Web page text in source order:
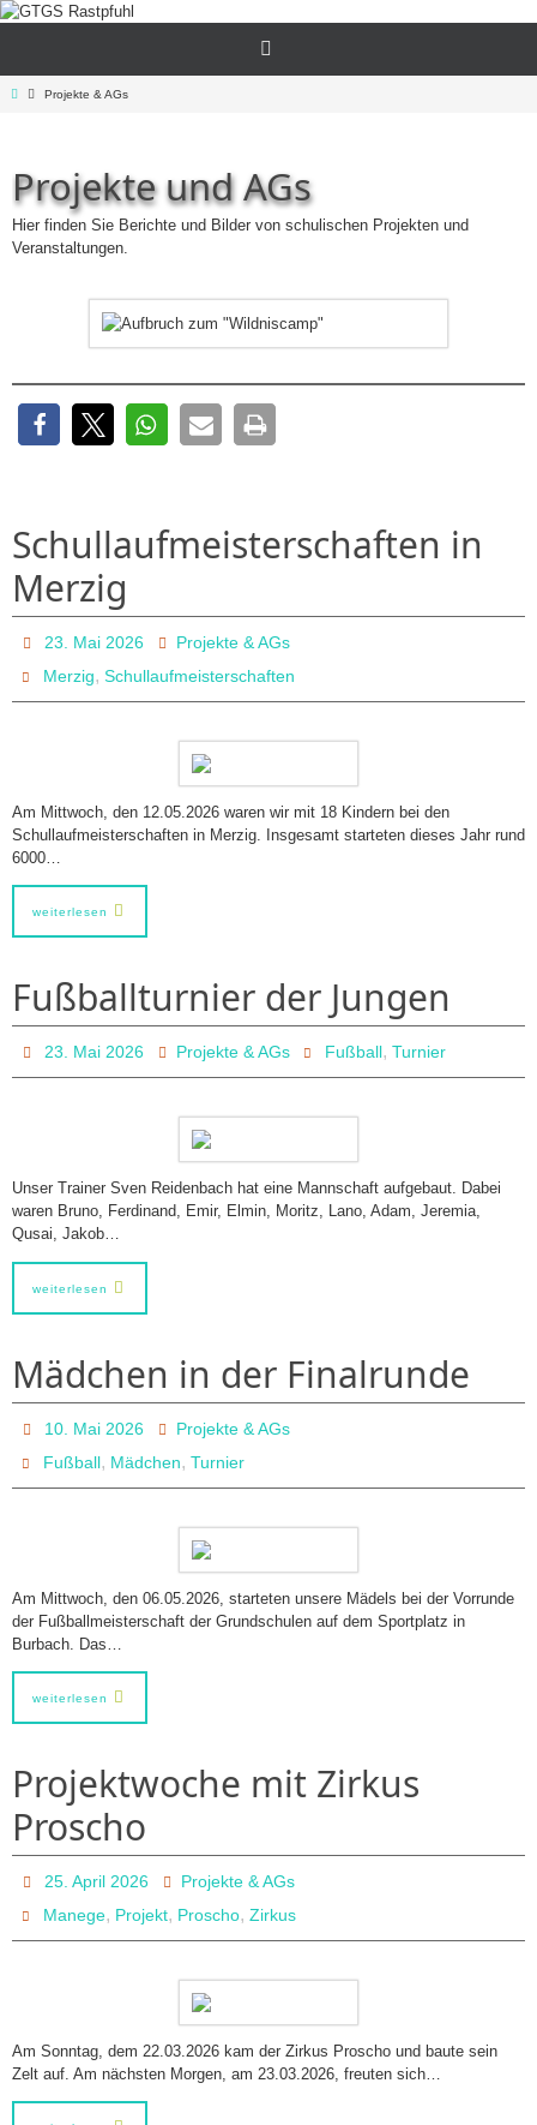
Zum
StartProjekte & AGs
Projekte und AGs
Hier finden Sie Berichte und Bilder von schulischen Projekten und
Veranstaltungen.
Schullaufmeisterschaften in
Merzig
23. Mai 2026
Projekte & AGs
Merzig,Schullaufmeisterschaften
Am Mittwoch, den 12.05.2026 waren wir mit 18 Kindern bei den
Schullaufmeisterschaften in Merzig. Insgesamt starteten dieses Jahr rund
6000…
weiterlesen
Fußballturnier der Jungen
23. Mai 2026 Projekte & AGs Fußball, Turnier
Unser Trainer Sven Reidenbach hat eine Mannschaft aufgebaut. Dabei
waren Bruno, Ferdinand, Emir, Elmin, Moritz, Lano, Adam, Jeremia,
Qusai, Jakob…
weiterlesen
Mädchen in der Finalrunde
10. Mai 2026
Projekte & AGs
Fußball, Mädchen,Turnier
Am Mittwoch, den 06.05.2026, starteten unsere Mädels bei der Vorrunde
der Fußballmeisterschaft der Grundschulen auf dem Sportplatz in
Burbach. Das…
weiterlesen
Projektwoche mit Zirkus
Proscho
25. April 2026
Projekte & AGs
Manege, Projekt, Proscho,Zirkus
Am Sonntag, dem 22.03.2026 kam der Zirkus Proscho und baute sein
Zelt auf. Am nächsten Morgen, am 23.03.2026, freuten sich…